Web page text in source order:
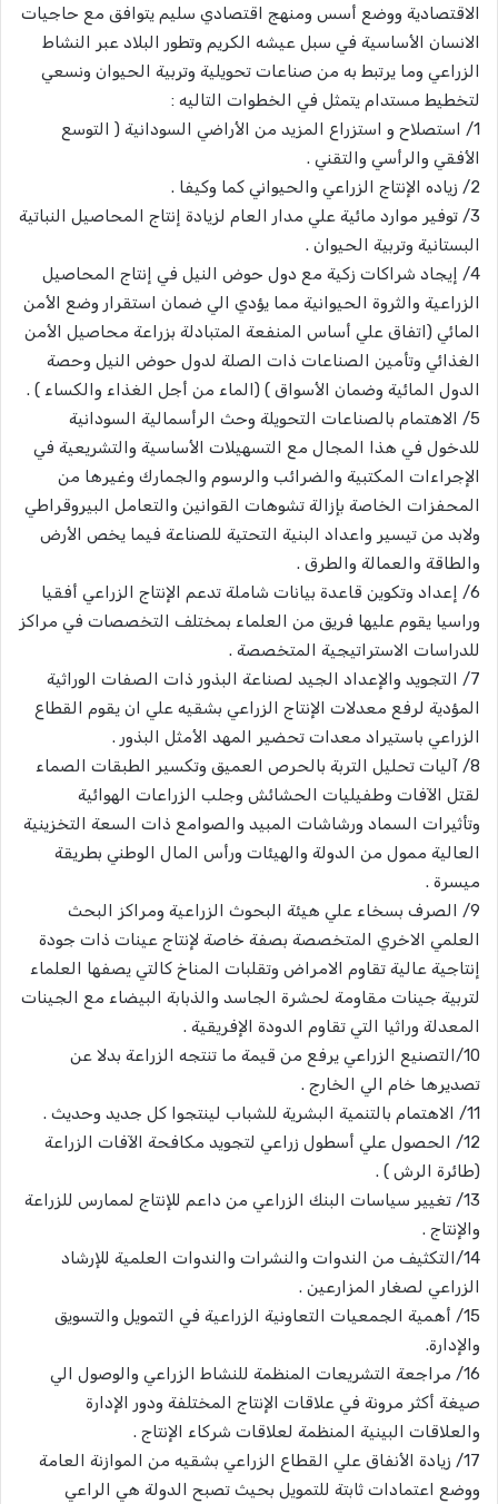
الاقتصادية ووضع أسس ومنهج اقتصادي سليم يتوافق مع حاجيات
الانسان الأساسية في سبل عيشه الكريم وتطور البلاد عبر النشاط
الزراعي وما يرتبط به من صناعات تحويلية وتربية الحيوان ونسعي
لتخطيط مستدام يتمثل في الخطوات التاليه :
1/ استصلاح و استزراع المزيد من الأراضي السودانية ( التوسع
الأفقي والرأسي والتقني .
2/ زياده الإنتاج الزراعي والحيواني كما وكيفا .
3/ توفير موارد مائية علي مدار العام لزيادة إنتاج المحاصيل النباتية
البستانية وتربية الحيوان .
4/ إيجاد شراكات زكية مع دول حوض النيل في إنتاج المحاصيل
الزراعية والثروة الحيوانية مما يؤدي الي ضمان استقرار وضع الأمن
المائي (اتفاق علي أساس المنفعة المتبادلة بزراعة محاصيل الأمن
الغذائي وتأمين الصناعات ذات الصلة لدول حوض النيل وحصة
الدول المائية وضمان الأسواق ) (الماء من أجل الغذاء والكساء ) .
5/ الاهتمام بالصناعات التحويلة وحث الرأسمالية السودانية
للدخول في هذا المجال مع التسهيلات الأساسية والتشريعية في
الإجراءات المكتبية والضرائب والرسوم والجمارك وغيرها من
المحفزات الخاصة بإزالة تشوهات القوانين والتعامل البيروقراطي
ولابد من تيسير واعداد البنية التحتية للصناعة فيما يخص الأرض
والطاقة والعمالة والطرق .
6/ إعداد وتكوين قاعدة بيانات شاملة تدعم الإنتاج الزراعي أفقيا
وراسيا يقوم عليها فريق من العلماء بمختلف التخصصات في مراكز
للدراسات الاستراتيجية المتخصصة .
7/ التجويد والإعداد الجيد لصناعة البذور ذات الصفات الوراثية
المؤدية لرفع معدلات الإنتاج الزراعي بشقيه علي ان يقوم القطاع
الزراعي باستيراد معدات تحضير المهد الأمثل البذور .
8/ آليات تحليل التربة بالحرص العميق وتكسير الطبقات الصماء
لقتل الآفات وطفيليات الحشائش وجلب الزراعات الهوائية
وتأثيرات السماد ورشاشات المبيد والصوامع ذات السعة التخزينية
العالية ممول من الدولة والهيئات ورأس المال الوطني بطريقة
ميسرة .
9/ الصرف بسخاء علي هيئة البحوث الزراعية ومراكز البحث
العلمي الاخري المتخصصة بصفة خاصة لإنتاج عينات ذات جودة
إنتاجية عالية تقاوم الامراض وتقلبات المناخ كالتي يصفها العلماء
لتربية جينات مقاومة لحشرة الجاسد والذبابة البيضاء مع الجينات
المعدلة وراثيا التي تقاوم الدودة الإفريقية .
10/التصنيع الزراعي يرفع من قيمة ما تنتجه الزراعة بدلا عن
تصديرها خام الي الخارج .
11/ الاهتمام بالتنمية البشرية للشباب لينتجوا كل جديد وحديث .
12/ الحصول علي أسطول زراعي لتجويد مكافحة الآفات الزراعة
(طائرة الرش ) .
13/ تغيير سياسات البنك الزراعي من داعم للإنتاج لممارس للزراعة
والإنتاج .
14/التكثيف من الندوات والنشرات والندوات العلمية للإرشاد
الزراعي لصغار المزارعين .
15/ أهمية الجمعيات التعاونية الزراعية في التمويل والتسويق
والإدارة.
16/ مراجعة التشريعات المنظمة للنشاط الزراعي والوصول الي
صيغة أكثر مرونة في علاقات الإنتاج المختلفة ودور الإدارة
والعلاقات البينية المنظمة لعلاقات شركاء الإنتاج .
17/ زيادة الأنفاق علي القطاع الزراعي بشقيه من الموازنة العامة
ووضع اعتمادات ثابتة للتمويل بحيث تصبح الدولة هي الراعي